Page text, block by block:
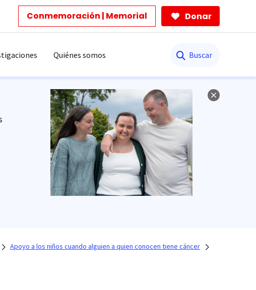
Conmemoración | Memorial Donar
Quiénes somos
Apoyo a los niños cuando alguien a quien conocen tiene cáncer